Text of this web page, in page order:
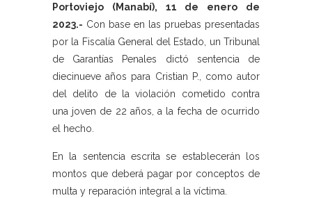
Portoviejo (Manabí), 11 de enero de
2023.- Con base en las pruebas presentadas
por la Fiscalía General del Estado, un Tribunal
de Garantías Penales dictó sentencia de
diecinueve años para Cristian P., como autor
del delito de la violación cometido contra
una joven de 22 años, a la fecha de ocurrido
el hecho.
En la sentencia escrita se establecerán los
montos que deberá pagar por conceptos de
multa y reparación integral a la víctima.